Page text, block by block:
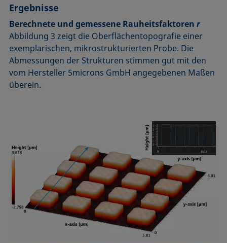
Ergebnisse
Berechnete und gemessene Rauheitsfaktorenr
Abbildung 3 zeigt die Oberflächentopografie einer
exemplarischen, mikrostrukturierten Probe. Die
Abmessungen der Strukturen stimmen gut mit den
vom Hersteller 5microns GmbH angegebenen Maßen
überein.